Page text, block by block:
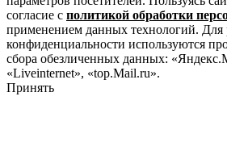
согласие с политикой обработки
применением данных технологий. Для
конфиденциальности используются
сбора обезличенных данных:
«Liveinternet», «top.Mail.ru».
Принять